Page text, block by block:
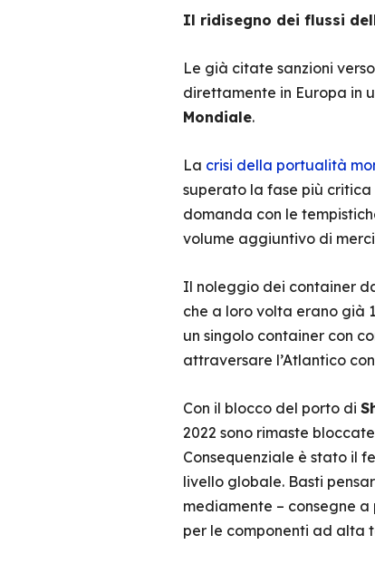
Il ridisegno dei flussi
Le già citate sanzioni verso
direttamente in Europa in
Mondiale.
La crisi della portualità
superato la fase più critica
domanda con le
volume aggiuntivo di
Il noleggio dei container
che a loro volta erano già
un singolo container con
attraversare l’Atlantico
Con il blocco del porto di
2022 sono rimaste
Consequenziale è stato il
livello globale. Basti
mediamente – consegne
per le componenti ad alta